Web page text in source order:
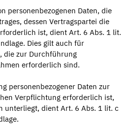
personenbezogenen Daten, die
dessen Vertragspartei die
ist, dient Art. 6 Abs. 1 lit.
Dies gilt auch für
die zur Durchführung
erforderlich sind.
personenbezogener Daten zur
Verpflichtung erforderlich ist,
unterliegt, dient Art. 6 Abs. 1 lit. c